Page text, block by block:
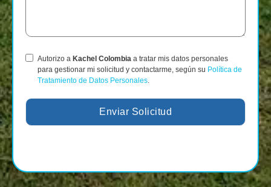
Autorizo a Kachel Colombia a tratar mis datos personales
para gestionar mi solicitud y contactarme, según su Política de
Tratamiento de Datos Personales
Enviar Solicitud